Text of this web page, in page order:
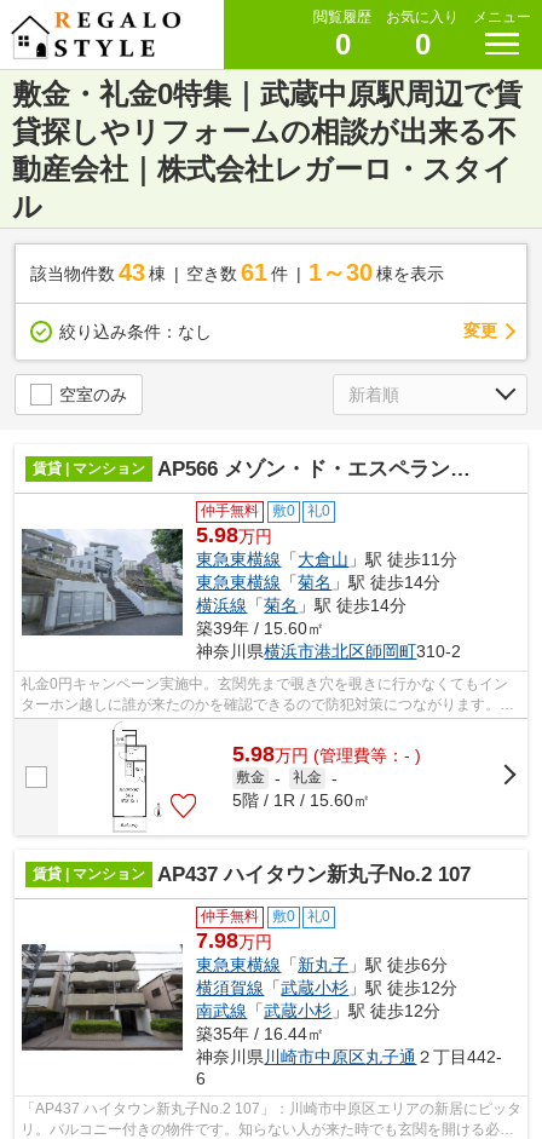
閲覧履歴
0
お気に入り
0
メニュー
敷金・礼金0特集｜武蔵中原駅周辺で賃
貸探しやリフォームの相談が出来る不
動産会社｜株式会社レガーロ・スタイ
ル
該当物件数 43棟 空き数 61 件 1～30 棟を表示
絞り込み条件： なし 変更
空室のみ
賃貸 | マンション AP566 メゾン・ド・エスペランス 501
仲手無料 敷0 礼0
5.98万円
東急東横線 「大倉山 」駅 徒歩11分
東急東横線 「菊名 」駅 徒歩14分
横浜線 「菊名 」駅 徒歩14分
築39年 / 15.60㎡
神奈川県横浜市港北区師岡町310-2
礼金0円キャンペーン実施中。玄関先まで覗き穴を覗きに行かなくてもイン
ターホン越しに誰が来たのかを確認できるので防犯対策につながります。室
内設備はエアコン・家具・家電付など大...
5.98万円 (管理費等：- )
敷金 - 礼金 -
5階 / 1R / 15.60㎡
賃貸 | マンション AP437 ハイタウン新丸子No.2 107
仲手無料 敷0 礼0
7.98万円
東急東横線 「新丸子 」駅 徒歩6分
横須賀線 「武蔵小杉 」駅 徒歩12分
南武線 「武蔵小杉 」駅 徒歩12分
築35年 / 16.44㎡
神奈川県 川崎市中原区丸子通 ２丁目442-
6
「AP437 ハイタウン新丸子No.2 107」：川崎市中原区エリアの新居にピッタ
リ。バルコニー付きの物件です。知らない人が来た時でも玄関を開ける必要